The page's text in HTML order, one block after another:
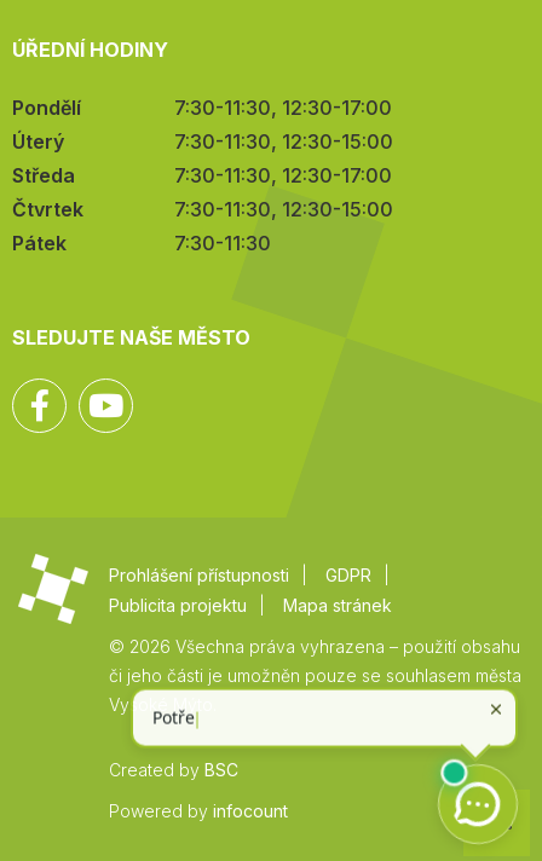
ÚŘEDNÍ HODINY
Pondělí
7:30-11:30, 12:30-17:00
Úterý
7:30-11:30, 12:30-15:00
Středa
7:30-11:30, 12:30-17:00
Čtvrtek
7:30-11:30, 12:30-15:00
Pátek
7:30-11:30
SLEDUJTE NAŠE MĚSTO
Facebook
Prohlášení přístupnosti
GDPR
Publicita projektu
Mapa stránek
© 2026 Všechna práva vyhrazena – použití obsahu
či jeho části je umožněn pouze se souhlasem města
Vysoké Mýto.
Created by BSC
Powered by infocount
Zpět
na